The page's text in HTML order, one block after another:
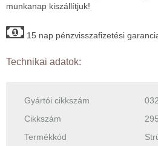
munkanap kiszállítjuk!
15 nap pénzvisszafizetési
Technikai adatok:
Gyártói cikkszám
Cikkszám
Termékkód